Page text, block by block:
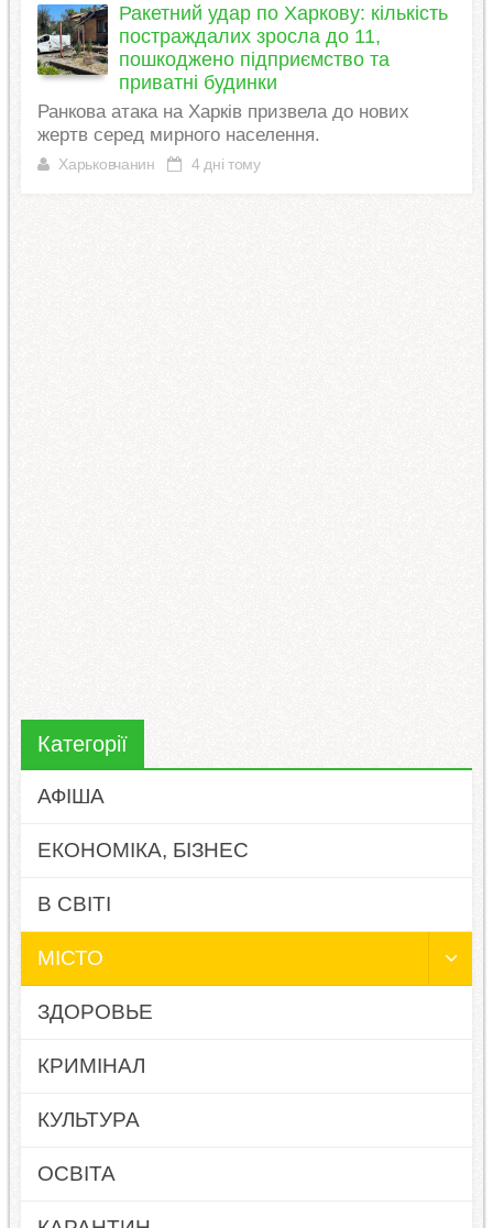
Ракетний удар по Харкову: кількість
постраждалих зросла до 11,
пошкоджено підприємство та
приватні будинки
Ранкова атака на Харків призвела до нових
жертв серед мирного населення.
Харьковчанин 4 дні тому
Категорії
АФІША
ЕКОНОМІКА, БІЗНЕС
В СВІТІ
МІСТО
ЗДОРОВЬЕ
КРИМІНАЛ
КУЛЬТУРА
ОСВІТА